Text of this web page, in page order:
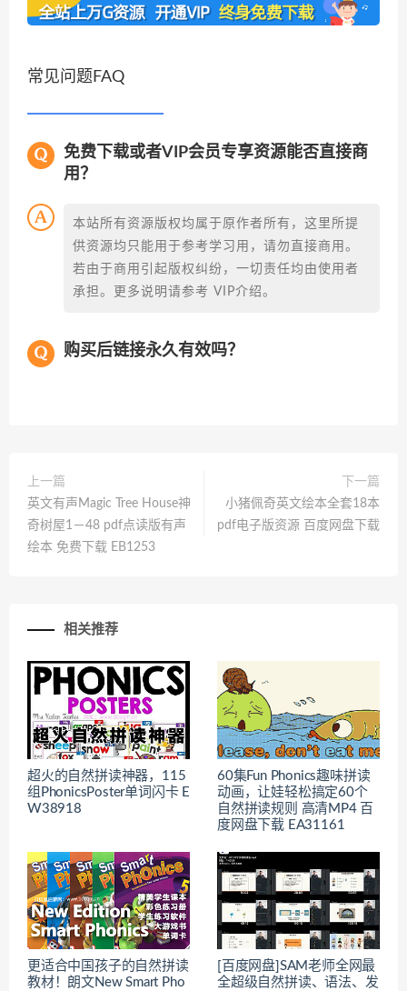
常见问题FAQ
免费下载或者VIP会员专享资源能否直接商
用？
本站所有资源版权均属于原作者所有，这里所提
供资源均只能用于参考学习用，请勿直接商用。
若由于商用引起版权纠纷，一切责任均由使用者
承担。更多说明请参考 VIP介绍。
购买后链接永久有效吗？
上一篇
英文有声Magic Tree House神
奇树屋1－48 pdf点读版有声
绘本 免费下载 EB1253
下一篇
小猪佩奇英文绘本全套18本
pdf电子版资源 百度网盘下载
相关推荐
超火的自然拼读神器，115
组PhonicsPoster单词闪卡 E
W38918
60集Fun Phonics趣味拼读
动画，让娃轻松搞定60个
自然拼读规则 高清MP4 百
度网盘下载 EA31161
更适合中国孩子的自然拼读
教材！朗文New Smart Pho
[百度网盘]SAM老师全网最
全超级自然拼读、语法、发